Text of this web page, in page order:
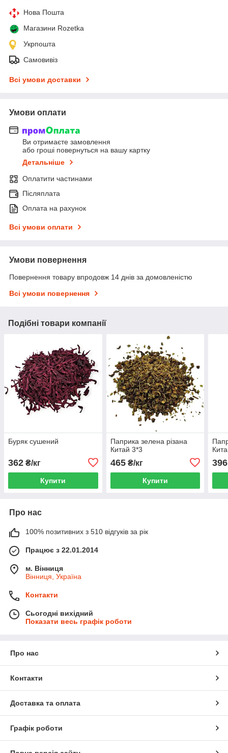
Нова Пошта
Магазини Rozetka
Укрпошта
Самовивіз
Всі умови доставки
Умови оплати
Ви отримаєте замовлення
або гроші повернуться на вашу картку
Детальніше
Оплатити частинами
Післяплата
Оплата на рахунок
Всі умови оплати
Умови повернення
Повернення товару впродовж 14 днів за домовленістю
Всі умови повернення
Подібні товари компанії
Буряк сушений
362 ₴/кг
Купити
Паприка зелена різана
Китай 3*3
465₴/кг
Купити
396
Про нас
100% позитивних з 510 відгуків за рік
Працює з 22.01.2014
м. Вінниця
Вінниця, Україна
Контакти
Сьогодні вихідний
Показати весь графік роботи
Про нас
Контакти
Доставка та оплата
Графік роботи